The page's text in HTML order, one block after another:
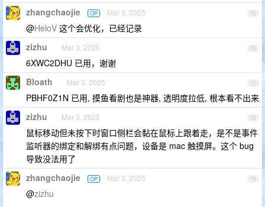
75
zhangchaojie OP Mar 3, 2025
@HeloV 这个会优化，已经记录
76
zizhu Mar 3, 2025
6XWC2DHU 已用，谢谢
77
Bloath Mar 3, 2025
PBHF0Z1N 已用, 摸鱼看剧也是神器, 透明度拉低, 根本看不出来
78
zizhu Mar 3, 2025
鼠标移动但未按下时窗口侧栏会黏在鼠标上跟着走，是不是事件
监听器的绑定和解绑有点问题，设备是 mac 触摸屏。这个 bug
导致没法用了
79
zhangchaojie OP Mar 3, 2025
@zizhu